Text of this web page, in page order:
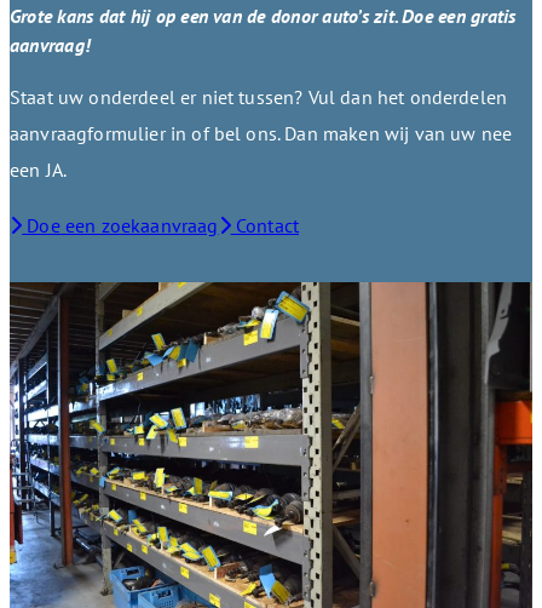
Grote kans dat hij op een van de donor auto’s zit. Doe een gratis
aanvraag!
Staat uw onderdeel er niet tussen? Vul dan het onderdelen
aanvraagformulier in of bel ons. Dan maken wij van uw nee
een JA.
Doe een zoekaanvraag Contact